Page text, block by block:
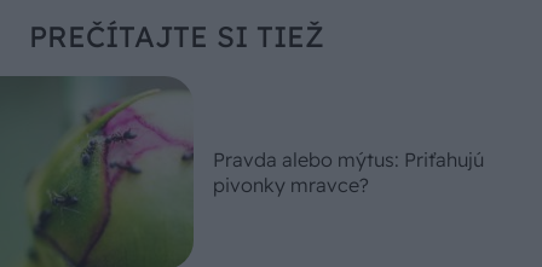
PREČÍTAJTE SI TIEŽ
Pravda alebo mýtus: Priťahujú
pivonky mravce?